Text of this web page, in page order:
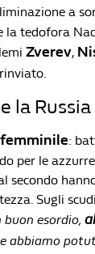
a
la tedofora
Zverev,
la Russia
:
per le
secondo
Sugli
buon esordio,
abbiamo